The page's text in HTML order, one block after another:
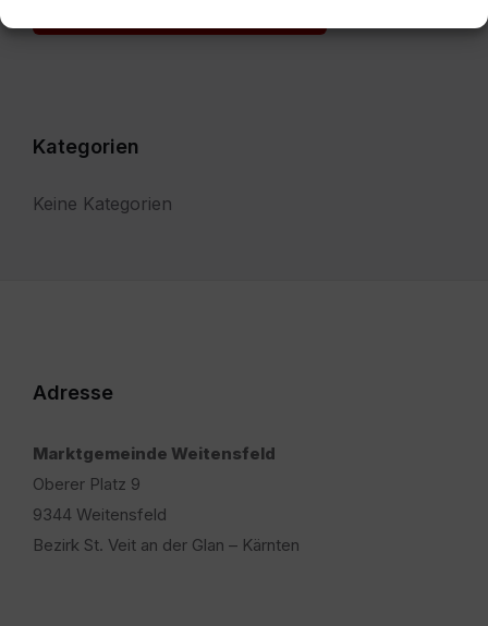
Kategorien
Keine Kategorien
Adresse
Marktgemeinde Weitensfeld
Oberer Platz 9
9344 Weitensfeld
Bezirk St. Veit an der Glan – Kärnten